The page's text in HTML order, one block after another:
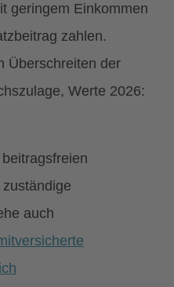
geringem Einkommen
zahlen.
Überschreiten der
Werte 2026:
auch